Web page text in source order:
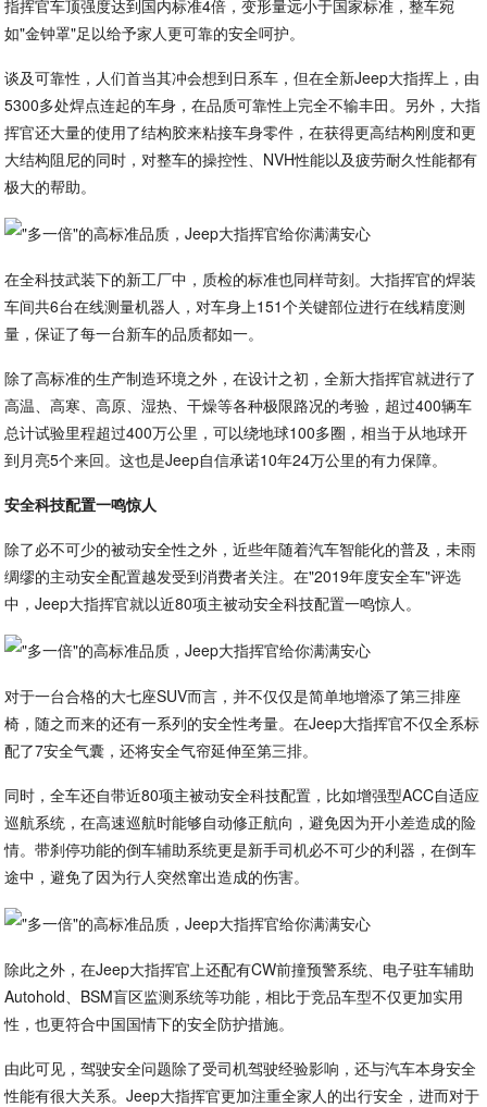
指挥官车顶强度达到国内标准4倍，变形量远小于国家标准，整车宛
如"金钟罩"足以给予家人更可靠的安全呵护。
谈及可靠性，人们首当其冲会想到日系车，但在全新Jeep大指挥上，由
5300多处焊点连起的车身，在品质可靠性上完全不输丰田。另外，大指
挥官还大量的使用了结构胶来粘接车身零件，在获得更高结构刚度和更
大结构阻尼的同时，对整车的操控性、NVH性能以及疲劳耐久性能都有
极大的帮助。
在全科技武装下的新工厂中，质检的标准也同样苛刻。大指挥官的焊装
车间共6台在线测量机器人，对车身上151个关键部位进行在线精度测
量，保证了每一台新车的品质都如一。
除了高标准的生产制造环境之外，在设计之初，全新大指挥官就进行了
高温、高寒、高原、湿热、干燥等各种极限路况的考验，超过400辆车
总计试验里程超过400万公里，可以绕地球100多圈，相当于从地球开
到月亮5个来回。这也是Jeep自信承诺10年24万公里的有力保障。
安全科技配置一鸣惊人
除了必不可少的被动安全性之外，近些年随着汽车智能化的普及，未雨
绸缪的主动安全配置越发受到消费者关注。在"2019年度安全车"评选
中，Jeep大指挥官就以近80项主被动安全科技配置一鸣惊人。
对于一台合格的大七座SUV而言，并不仅仅是简单地增添了第三排座
椅，随之而来的还有一系列的安全性考量。在Jeep大指挥官不仅全系标
配了7安全气囊，还将安全气帘延伸至第三排。
同时，全车还自带近80项主被动安全科技配置，比如增强型ACC自适应
巡航系统，在高速巡航时能够自动修正航向，避免因为开小差造成的险
情。带刹停功能的倒车辅助系统更是新手司机必不可少的利器，在倒车
途中，避免了因为行人突然窜出造成的伤害。
除此之外，在Jeep大指挥官上还配有CW前撞预警系统、电子驻车辅助
Autohold、BSM盲区监测系统等功能，相比于竞品车型不仅更加实用
性，也更符合中国国情下的安全防护措施。
由此可见，驾驶安全问题除了受司机驾驶经验影响，还与汽车本身安全
性能有很大关系。Jeep大指挥官更加注重全家人的出行安全，进而对于